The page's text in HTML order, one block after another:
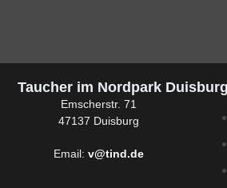
Taucher im Nordpark
Emscherstr. 71
47137 Duisburg
Email: v@tind.de